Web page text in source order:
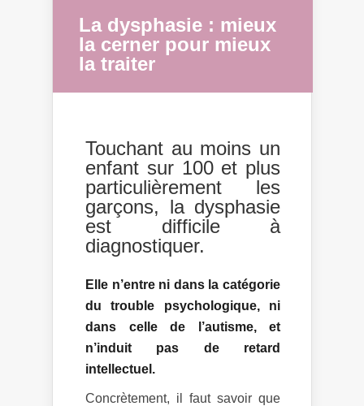
La dysphasie : mieux
la cerner pour mieux
la traiter
Touchant au moins un
enfant sur 100 et plus
particulièrement les
garçons, la dysphasie
est difficile à
diagnostiquer.
Elle n’entre ni dans la catégorie
du trouble psychologique, ni
dans celle de l’autisme, et
n’induit pas de retard
intellectuel.
Concrètement, il faut savoir que